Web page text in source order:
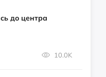
до центра
10.0K